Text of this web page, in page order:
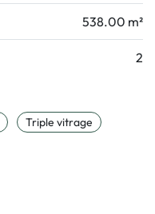
538.00 m²
2
Triple vitrage